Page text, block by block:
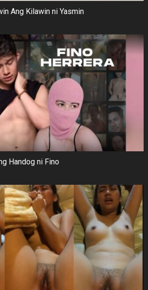
Ang Kilawin ni Yasmin
Handog ni Fino